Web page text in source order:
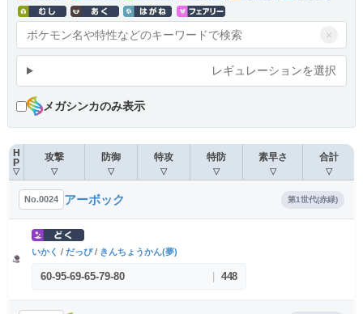
×
レギュレーションを選択
メガシンカのみ表示
H
P
▽
攻撃
▽
防御
▽
特攻
▽
特防
▽
素早さ
▽
合計
▽
No.0024 アーボック 第1世代(赤緑)
いかく / だっぴ/ きんちょうかん(夢)
60-95-69-65-79-80 448